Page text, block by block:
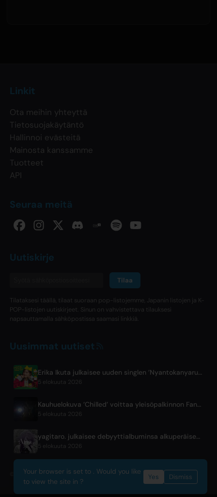
Linkit
Ota meihin yhteyttä
Tietosuojakäytäntö
Hallinnoi evästeitä
Mainosta kanssamme
Tuotteet
API
Seuraa meitä
Uutiskirje
Tilaa
Tilataksesi täällä, tilaat suoraan pop-listojemme, Japanin listojen ja K-
POP-listojen uutiskirjeet. Sinun on vahvistettava tilauksesi
napsauttamalla sähköpostissa saamasi linkkiä.
Uusimmat uutiset
Erika Ikuta julkaisee uuden singlen ’Nyantokanyaruru’ lastenkirjalle ’Fumikiri Neko’
5 elokuuta 2026
Kauhuelokuva ’Chilled’ voittaa yleisöpalkinnon Fantasia-festivaaleilla
5 elokuuta 2026
yagitaro. julkaisee debyyttialbuminsa alkuperäisen singlen 'Aria.' yhteistyössä Suda Keinan kanssa
5 elokuuta 2026
© 2026 OnlyHit. All rights reserved. - Metadata provided byACRCloud
Your browser is set to . Would you like
to view the site in ?
Yes Dismiss